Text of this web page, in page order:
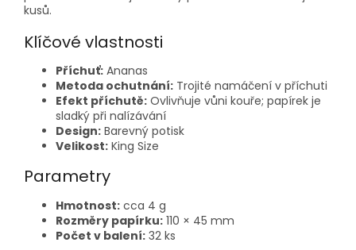
kusů.
Klíčové vlastnosti
Příchuť: Ananas
Metoda ochutnání: Trojité namáčení v příchuti
Efekt příchutě: Ovlivňuje vůni kouře; papírek je
sladký při nalízávání
Design: Barevný potisk
Velikost: King Size
Parametry
Hmotnost: cca 4 g
Rozměry papírku: 110 × 45 mm
Počet v balení: 32 ks